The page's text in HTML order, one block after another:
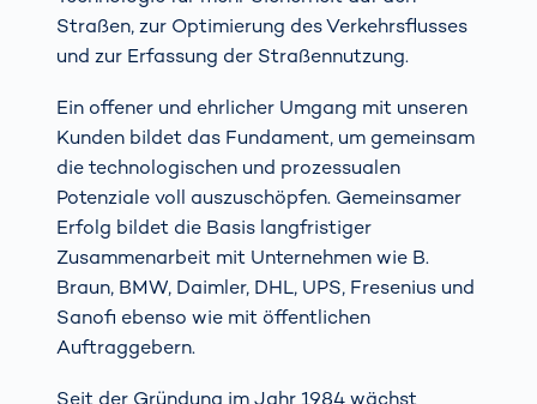
Straßen, zur Optimierung des Verkehrsflusses
und zur Erfassung der Straßennutzung.
Ein offener und ehrlicher Umgang mit unseren
Kunden bildet das Fundament, um gemeinsam
die technologischen und prozessualen
Potenziale voll auszuschöpfen. Gemeinsamer
Erfolg bildet die Basis langfristiger
Zusammenarbeit mit Unternehmen wie B.
Braun, BMW, Daimler, DHL, UPS, Fresenius und
Sanofi ebenso wie mit öffentlichen
Auftraggebern.